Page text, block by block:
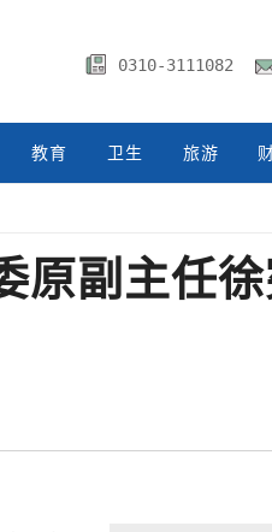
0310-3111082
教育 卫生 旅游
原副主任